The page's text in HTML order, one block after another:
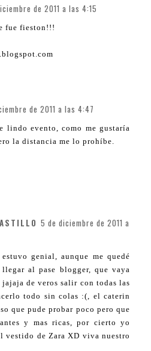
de 2011 a las 4:15
fue fieston!!!
de 2011 a las 4:47
lindo evento, como me gustaría
la distancia me lo prohíbe.
5 de diciembre de 2011 a
genial, aunque me quedé
al pase blogger, que vaya
de veros salir con todas las
todo sin colas :(, el caterin
que pude probar poco pero que
y mas ricas, por cierto yo
vestido de Zara XD viva nuestro